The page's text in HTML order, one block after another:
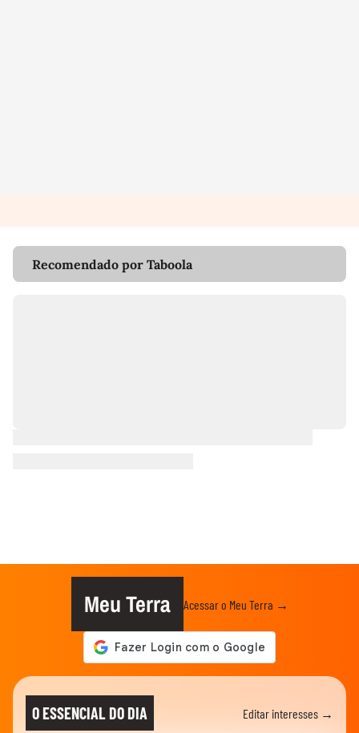
Recomendado por Taboola
Meu Terra Acessar o Meu Terra →
O ESSENCIAL DO DIA Editar interesses →